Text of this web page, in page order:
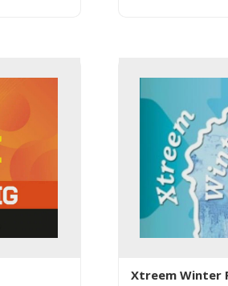
Xtreem Winter